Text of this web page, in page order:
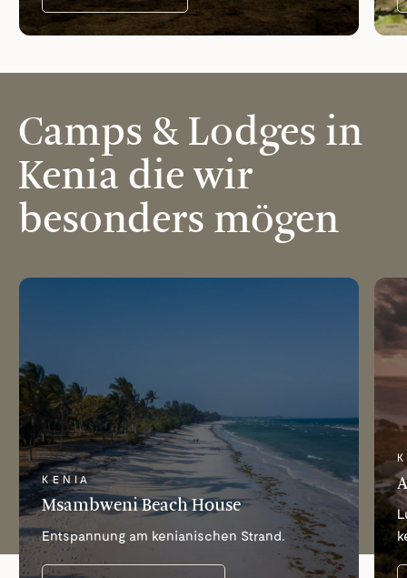
Camps & Lodges in
Kenia die wir
besonders mögen
KENIA
Msambweni Beach House
Entspannung am kenianischen Strand.